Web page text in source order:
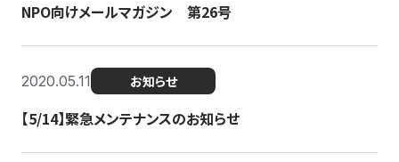
NPO向けメールマガジン 第26号
2020.05.11 お知らせ
【5/14】緊急メンテナンスのお知らせ